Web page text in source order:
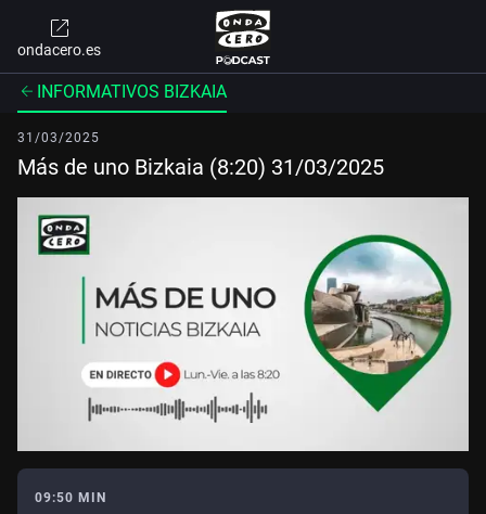
ondacero.es
INFORMATIVOS BIZKAIA
31/03/2025
Más de uno Bizkaia (8:20) 31/03/2025
09:50 MIN